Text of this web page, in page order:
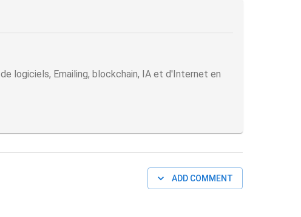
logiciels, Emailing, blockchain, IA et d'Internet en
ADD COMMENT